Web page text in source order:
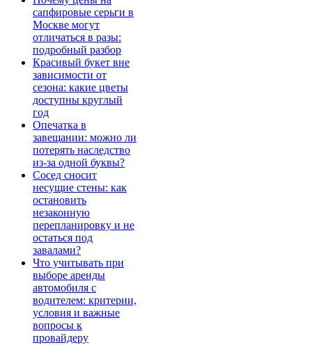
сапфировые серьги в
Москве могут
отличаться в разы:
подробный разбор
Красивый букет вне
зависимости от
сезона: какие цветы
доступны круглый
год
Опечатка в
завещании: можно ли
потерять наследство
из-за одной буквы?
Сосед сносит
несущие стены: как
остановить
незаконную
перепланировку и не
остаться под
завалами?
Что учитывать при
выборе аренды
автомобиля с
водителем: критерии,
условия и важные
вопросы к
провайдеру